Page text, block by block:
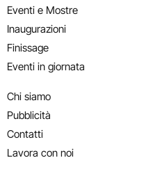
Eventi e Mostre
Inaugurazioni
Finissage
Eventi in giornata
Chi siamo
Pubblicità
Contatti
Lavora con noi